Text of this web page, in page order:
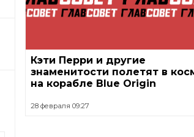
Кэти Перри и другие
знаменитости полетят в
на корабле Blue Origin
28 февраля 09:27